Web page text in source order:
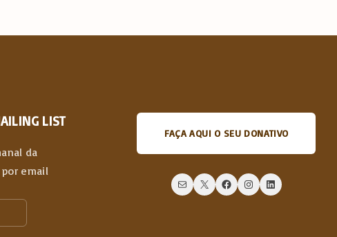
LIST
da
email
FAÇA AQUI O SEU DONATIVO
Mail X Facebook Instagram LinkedIn